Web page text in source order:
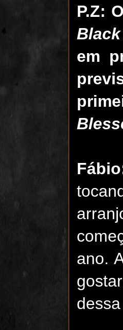
P.Z:
em
ano.